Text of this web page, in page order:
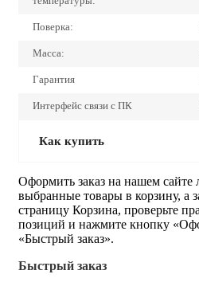
Поверка:
Масса:
Гарантия
Интерфейс связи с ПК
Как купить
Оформить заказ на нашем сайте
выбранные товары в корзину, а
страницу Корзина, проверьте
позиций и нажмите кнопку
«Быстрый заказ».
Быстрый заказ